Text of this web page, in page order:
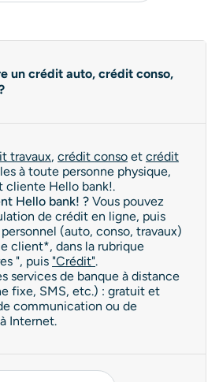
un crédit auto, crédit conso,
travaux, crédit conso et crédit
à toute personne physique,
cliente Hello bank!.
Hello bank! ? Vous pouvez
de crédit en ligne, puis
(auto, conso, travaux)
client*, dans la rubrique
", puis "Crédit".
services de banque à distance
fixe, SMS, etc.) : gratuit et
communication ou de
Internet.